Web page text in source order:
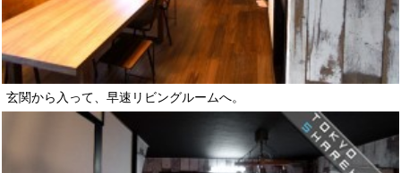
玄関から入って、早速リビングルームへ。